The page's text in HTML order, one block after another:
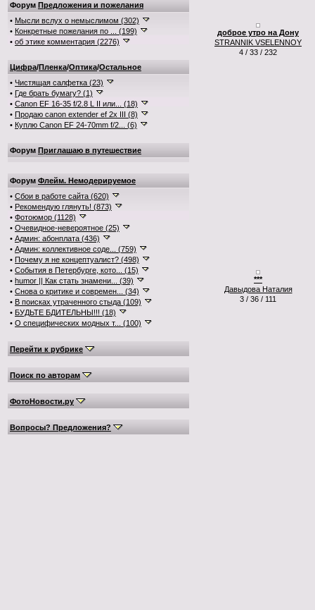
Форум Предложения и пожелания
• Мысли вслух о немыслимом (302)
• Конкретные пожелания по ... (199)
• об этике комментария (2276)
Цифра/Пленка/Оптика/Остальное
• Чистящая салфетка (23)
• Где брать бумагу? (1)
• Canon EF 16-35 f/2.8 L II или... (18)
• Продаю canon extender ef 2x III (8)
• Куплю Canon EF 24-70mm f/2... (6)
Форум Приглашаю в путешествие
Форум Флейм. Немодерируемое
• Сбои в работе сайта (620)
• Рекомендую глянуть! (873)
• Фотоюмор (1128)
• Очевидное-невероятное (25)
• Админ: абонплата (436)
• Админ: коллективное соде... (759)
• Почему я не концептуалист? (498)
• События в Петербурге, кото... (15)
• humor || Как стать знамени... (39)
• Снова о критике и современ... (34)
• В поисках утраченного стыда (109)
• БУДЬТЕ БДИТЕЛЬНЫ!!! (18)
• О специфических модных т... (100)
Перейти к рубрике
Поиск по авторам
ФотоНовости.ру
Вопросы? Предложения?
доброе утро на Дону
STRANNIK VSELENNOY
4 / 33 / 232
***
Давыдова Наталия
3 / 36 / 111